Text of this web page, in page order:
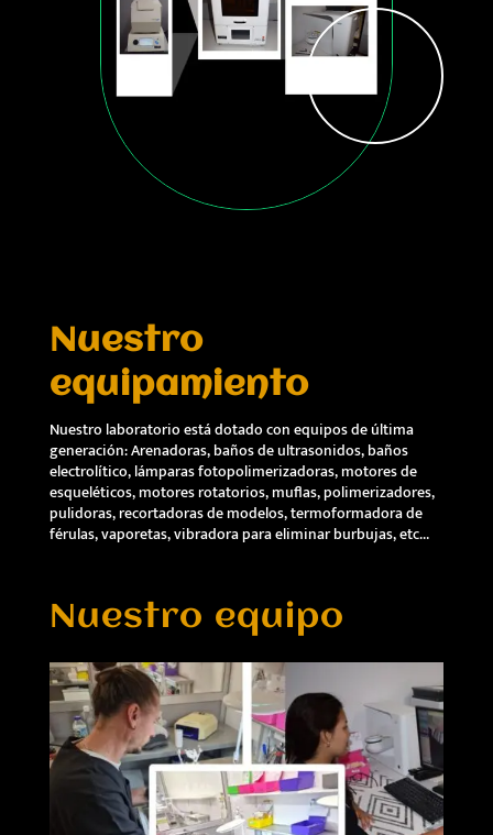
Nuestro
equipamiento
Nuestro laboratorio está dotado con equipos de última
generación: Arenadoras, baños de ultrasonidos, baños
electrolítico, lámparas fotopolimerizadoras, motores de
esqueléticos, motores rotatorios, muflas, polimerizadores,
pulidoras, recortadoras de modelos, termoformadora de
férulas, vaporetas, vibradora para eliminar burbujas, etc…
Nuestro equipo